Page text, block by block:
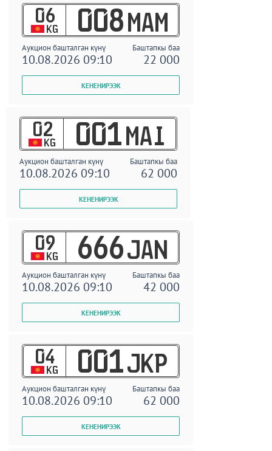
06
KG 008 MAM
Аукцион башталган күнү Баштапкы баа
10.08.2026 09:10 22 000
02
KG 001 MAI
Аукцион башталган күнү Баштапкы баа
10.08.2026 09:10 62 000
09
KG 666 JAN
Аукцион башталган күнү Баштапкы баа
10.08.2026 09:10 42 000
04
KG 001 JKP
Аукцион башталган күнү Баштапкы баа
10.08.2026 09:10 62 000